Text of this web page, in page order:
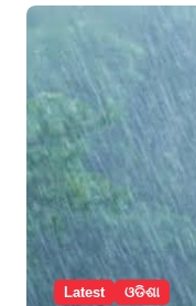
Latest ଓଡିଶା